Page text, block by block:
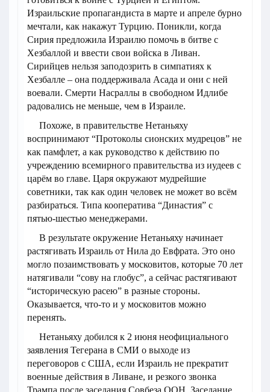
Израильские пропагандиста в марте и апреле бурно
мечтали, как накажут Турцию. Поникли, когда
Сирия предложила Израилю помочь в битве с
Хезбаллой и ввести свои войска в Ливан.
Сирийцев нельзя заподозрить в симпатиях к
Хезбалле – она поддерживала Асада и они с ней
воевали. Смерти Насраллы в свободном Идлибе
радовались не меньше, чем в Израиле.
Похоже, в правительстве Нетаньяху
воспринимают “Протоколы сионских мудрецов” не
как памфлет, а как руководство к действию по
учреждению всемирного правительства из иудеев с
царём во главе. Царя окружают мудрейшие
советники, так как один человек не может во всём
разбираться. Типа кооператива “Династия” с
пятью-шестью менеджерами.
В результате окружение Нетаньяху начинает
растягивать Израиль от Нила до Евфрата. Это оно
могло позаимствовать у московитов, которые 70 лет
натягивали “сову на глобус”, а сейчас растягивают
“историческую расею” в разные стороны.
Оказывается, что-то и у московитов можно
перенять.
Нетаньяху добился к 2 июня неофициального
заявления Тегерана в СМИ о выходе из
переговоров с США, если Израиль не прекратит
военные действия в Ливане, и резкого звонка
Трампа после заседания Совбеза ООН. Заседание